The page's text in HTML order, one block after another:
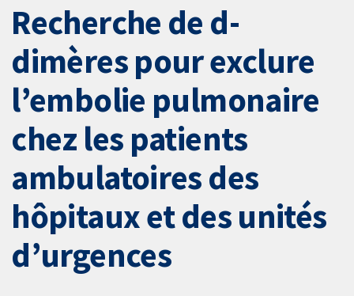
Recherche de d-
dimères pour exclure
l’embolie pulmonaire
chez les patients
ambulatoires des
hôpitaux et des unités
d’urgences